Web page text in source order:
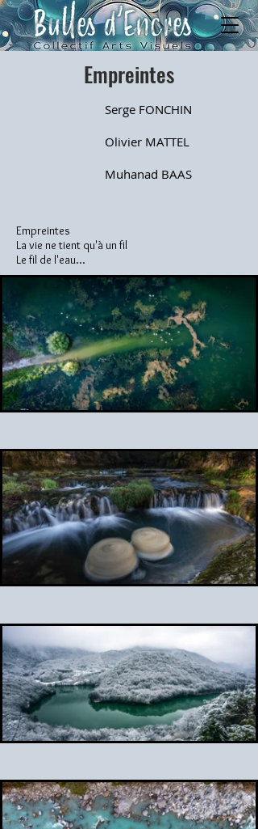
Empreintes
Serge FONCHIN
Olivier MATTEL
Muhanad BAAS
Empreintes
La vie ne tient qu'à un fil
Le fil de l'eau...